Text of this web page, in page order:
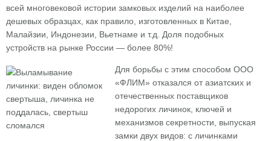
всей многовековой истории замковых изделий на наиболее
дешевых образцах, как правило, изготовленных в Китае,
Малайзии, Индонезии, Вьетнаме и т.д. Доля подобных
устройств на рынке России — более 80%!
Для борьбы с этим способом ООО
«ФЛИМ» отказался от азиатских и
отечественных поставщиков
недорогих личинок, ключей и
механизмов секретности, выпуская
замки двух видов: с личинками